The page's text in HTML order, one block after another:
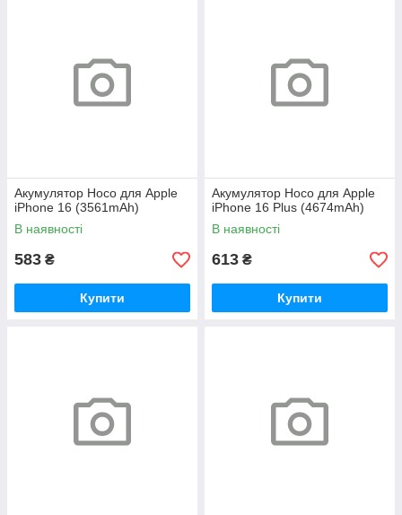
Акумулятор Hoco для Apple
iPhone 16 (3561mAh)
В наявності
583 ₴
Купити
Акумулятор Hoco для Apple
iPhone 16 Plus (4674mAh)
В наявності
613 ₴
Купити